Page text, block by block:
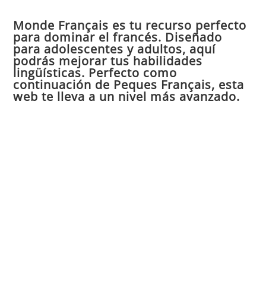
Monde Français es tu recurso perfecto
para dominar el francés. Diseñado
para adolescentes y adultos, aquí
podrás mejorar tus habilidades
lingüísticas. Perfecto como
continuación de Peques Français, esta
web te lleva a un nivel más avanzado.